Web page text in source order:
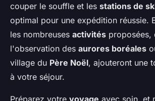
couper le souffle et les stations de
optimal pour une expédition réussie.
les nombreuses activités proposées,
l'observation des aurores boréales
village du Père Noël, ajouteront une
à votre séjour.
Préparez votre voyage avec soin, et